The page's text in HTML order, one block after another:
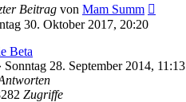
Beitrag von Mam Summ
30. Oktober 2017, 20:20
Beta
Sonntag 28. September 2014, 11:13
Zugriffe